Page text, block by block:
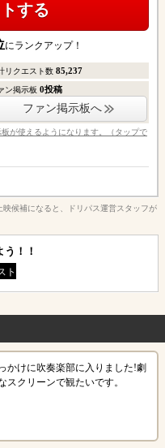
する
にランクアップ！
リクエスト数85,237
ン掲示板0投稿
ファン掲示板へ
が使えるようになります。（タップで
候補になると、ドリパス運営スタッフが
！！
かけに吹奏楽部に入りました!劇
クリーンで観たいです。